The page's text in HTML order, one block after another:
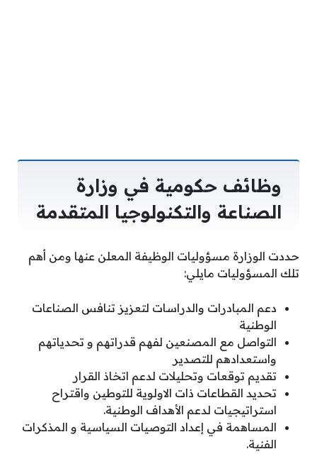
وظائف حكومية في وزارة
الصناعة والتكنولوجيا المتقدمة
حددت الوزارة مسؤوليات الوظيفة المعلن عنها ومن أهم
تلك المسؤوليات مايلي:
دعم المبادرات والدراسات لتعزيز تنافس الصناعات
الوطنية
التواصل مع المصنعين لفهم قدراتهم و تحدياتهم
واستعدادهم للتصدير
تقديم توقعات وتحليلات لدعم اتخاذ القرار
تحديد القطاعات ذات الاولوية للتوطين واقتراح
استراتيجيات لدعم الأهداف الوطنية.
المساهمة في إعداد التوصيات السياسية و المذكرات
الفنية.